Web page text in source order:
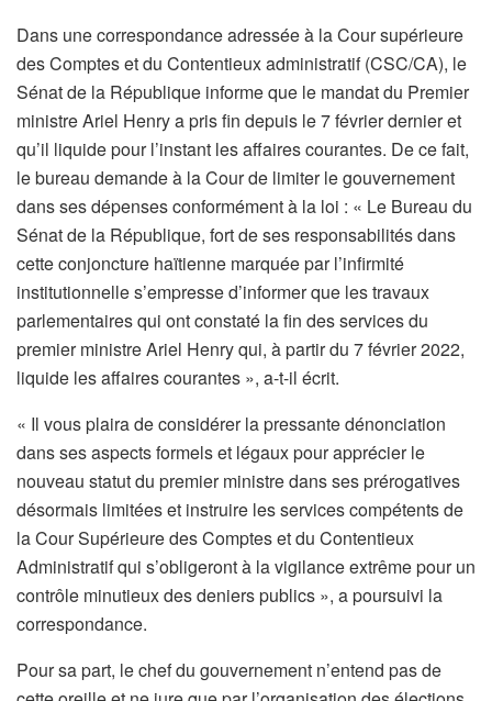
Dans une correspondance adressée à la Cour supérieure
des Comptes et du Contentieux administratif (CSC/CA), le
Sénat de la République informe que le mandat du Premier
ministre Ariel Henry a pris fin depuis le 7 février dernier et
qu’il liquide pour l’instant les affaires courantes. De ce fait,
le bureau demande à la Cour de limiter le gouvernement
dans ses dépenses conformément à la loi : « Le Bureau du
Sénat de la République, fort de ses responsabilités dans
cette conjoncture haïtienne marquée par l’infirmité
institutionnelle s’empresse d’informer que les travaux
parlementaires qui ont constaté la fin des services du
premier ministre Ariel Henry qui, à partir du 7 février 2022,
liquide les affaires courantes », a-t-il écrit.
« Il vous plaira de considérer la pressante dénonciation
dans ses aspects formels et légaux pour apprécier le
nouveau statut du premier ministre dans ses prérogatives
désormais limitées et instruire les services compétents de
la Cour Supérieure des Comptes et du Contentieux
Administratif qui s’obligeront à la vigilance extrême pour un
contrôle minutieux des deniers publics », a poursuivi la
correspondance.
Pour sa part, le chef du gouvernement n’entend pas de